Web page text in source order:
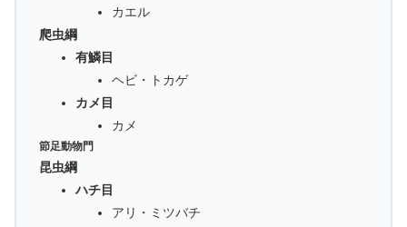
カエル
爬虫綱
有鱗目
ヘビ・トカゲ
カメ目
カメ
節足動物門
昆虫綱
ハチ目
アリ・ミツバチ